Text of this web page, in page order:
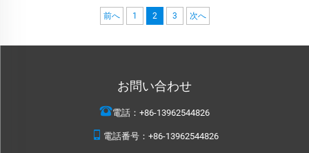
前へ 1 2 3 次へ
お問い合わせ
電話： +86-13962544826
電話番号： +86-13962544826